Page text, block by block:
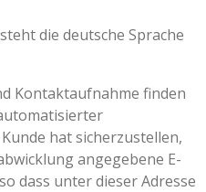
die deutsche Sprache
Kontaktaufnahme finden
hat sicherzustellen,
angegebene E-
dass unter dieser Adresse